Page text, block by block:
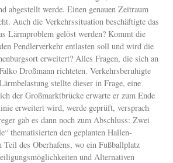
abgestellt werde. Einen genauen Zeitraum
Auch die Verkehrssituation beschäftigte das
Lärmproblem gelöst werden? Kommt die
Pendlerverkehr entlasten soll und wird die
erweitert? Alles Fragen, die sich an
Droßmann richteten. Verkehrsberuhigte
stellte dieser in Frage, eine
der Großmarktbrücke erwarte er zum Ende
erweitert wird, werde geprüft, versprach
gab es dann noch zum Abschluss: Zwei
thematisierten den geplanten Hallen-
des Oberhafens, wo ein Fußballplatz
und Alternativen